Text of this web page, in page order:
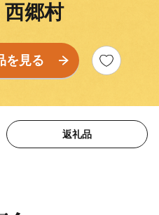
郷村
を見る
返礼品